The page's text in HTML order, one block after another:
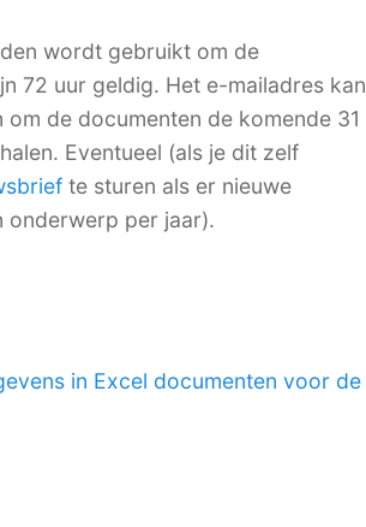
wordt gebruikt om de
72 uur geldig. Het e-mailadres kan
de documenten de komende 31
Eventueel (als je dit zelf
te sturen als er nieuwe
onderwerp per jaar).
in Excel documenten voor de